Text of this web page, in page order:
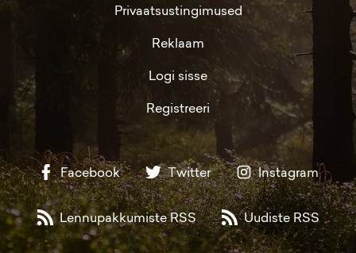
Privaatsustingimused
Reklaam
Logi sisse
Registreeri
Facebook Twitter Instagram
Lennupakkumiste RSS Uudiste RSS